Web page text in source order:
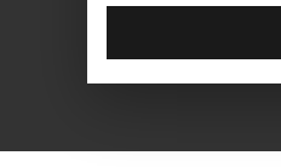
H.P.FRANCE Boutique 西宮店